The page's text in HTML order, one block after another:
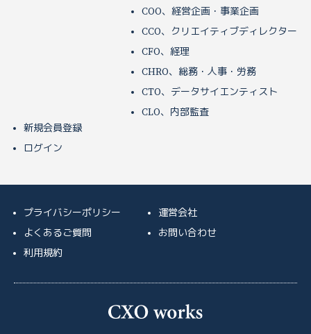
プライバシーポリシー
よくあるご質問
利用規約
運営会社
お問い合わせ
COO、経営企画・事業企画
CCO、クリエイティブディレクター
CFO、経理
CHRO、総務・人事・労務
CTO、データサイエンティスト
CLO、内部監査
新規会員登録
ログイン